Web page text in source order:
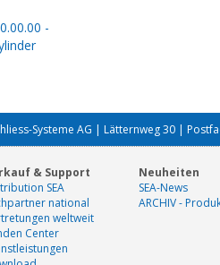
-
Systeme AG | Lätternweg 30 |
& Support
SEA
national
weltweit
Center
Neuheiten
SEA-News
ARCHIV -